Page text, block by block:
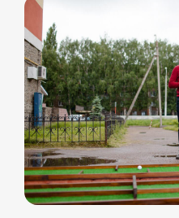
Отвечаем на звонки
Телеграм еще быстрее
для вас
Витя Дима